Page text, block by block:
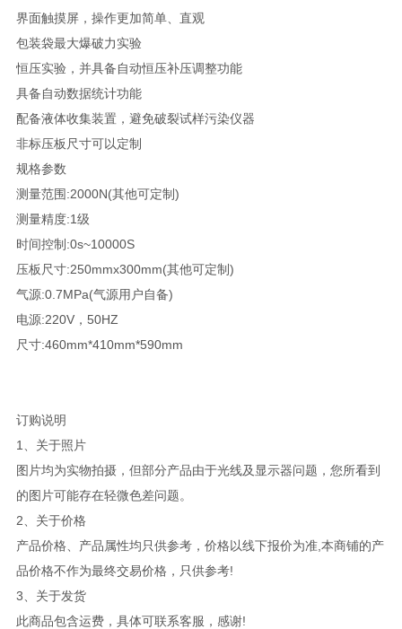
界面触摸屏，操作更加简单、直观
包装袋最大爆破力实验
恒压实验，并具备自动恒压补压调整功能
具备自动数据统计功能
配备液体收集装置，避免破裂试样污染仪器
非标压板尺寸可以定制
规格参数
测量范围:2000N(其他可定制)
测量精度:1级
时间控制:0s~10000S
压板尺寸:250mmx300mm(其他可定制)
气源:0.7MPa(气源用户自备)
电源:220V，50HZ
尺寸:460mm*410mm*590mm
订购说明
1、关于照片
图片均为实物拍摄，但部分产品由于光线及显示器问题，您所看到
的图片可能存在轻微色差问题。
2、关于价格
产品价格、产品属性均只供参考，价格以线下报价为准,本商铺的产
品价格不作为最终交易价格，只供参考!
3、关于发货
此商品包含运费，具体可联系客服，感谢!